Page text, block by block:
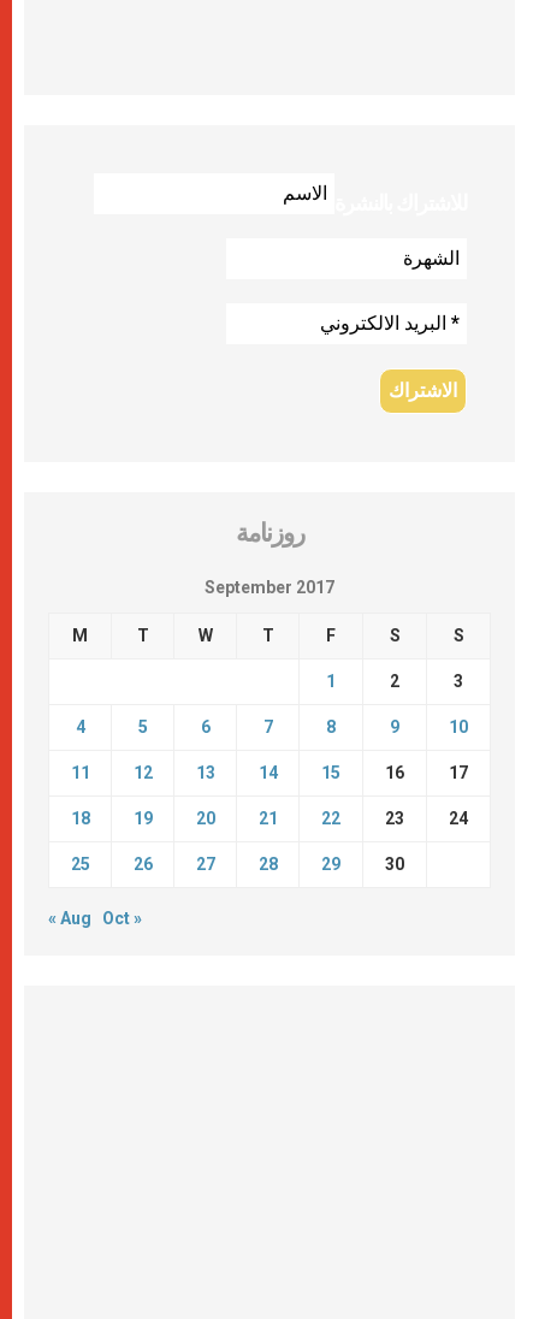
روزنامة
September 2017
M T W T F S S
1 2 3
4 5 6 7 8 9 10
11 12 13 14 15 16 17
18 19 20 21 22 23 24
25 26 27 28 29 30
« Aug Oct »